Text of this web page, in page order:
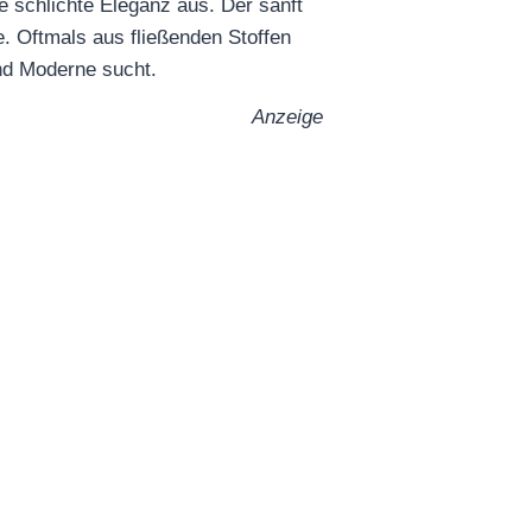
schlichte Eleganz aus. Der sanft
Oftmals aus fließenden Stoffen
Moderne sucht.
Anzeige